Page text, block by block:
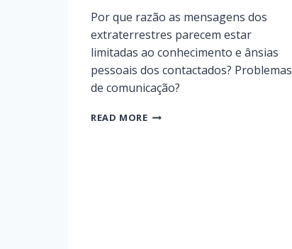
Por que razão as mensagens dos
extraterrestres parecem estar
limitadas ao conhecimento e ânsias
pessoais dos contactados? Problemas
de comunicação?
READ MORE